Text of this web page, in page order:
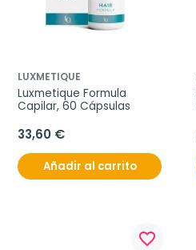
LUXMETIQUE
Luxmetique Formula
Capilar, 60 Cápsulas
33,60 €
Añadir al carrito
favorite_border